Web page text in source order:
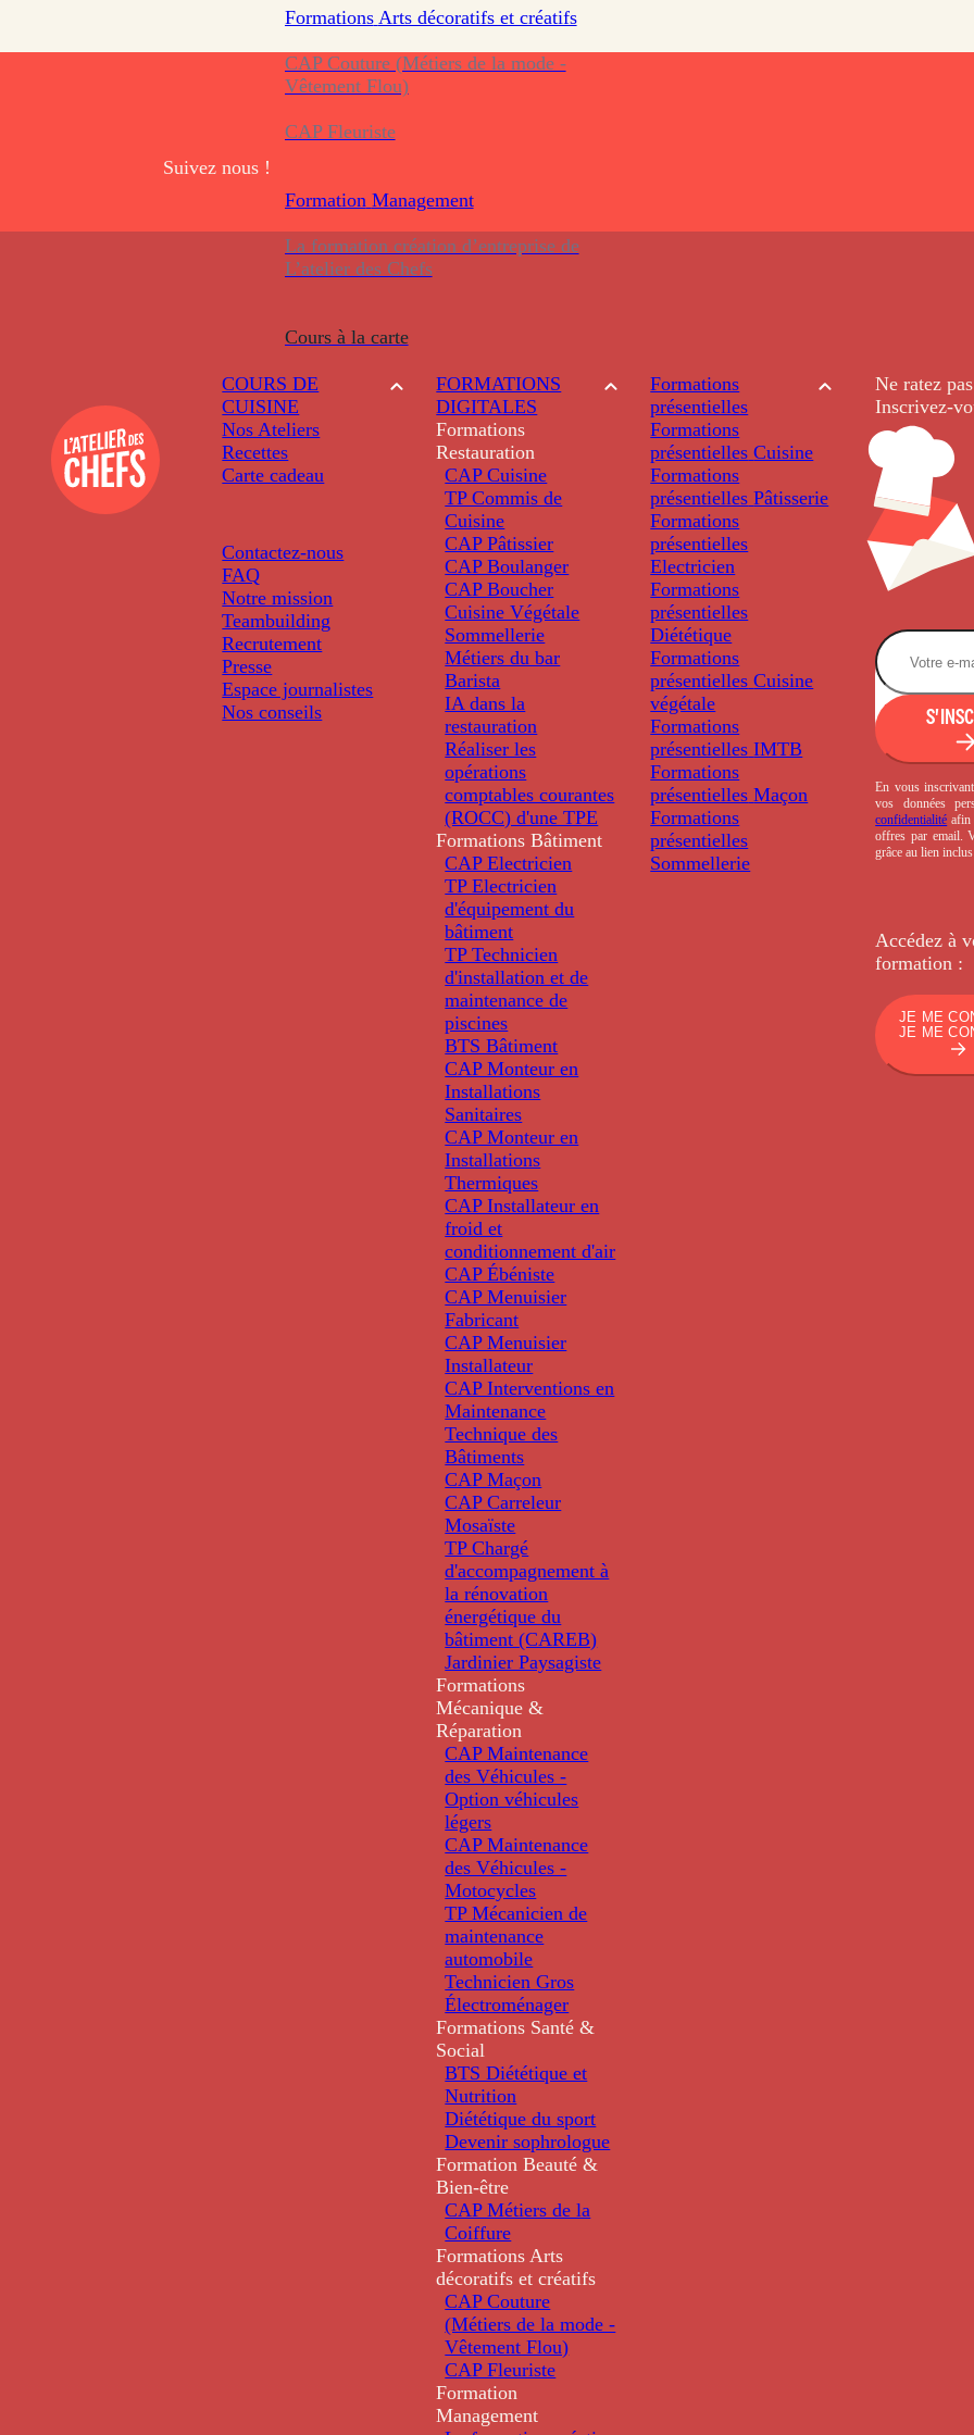
Formations Arts décoratifs et créatifs
CAP Couture (Métiers de la mode -
Vêtement Flou)
CAP Fleuriste
Formation Management
La formation création d’entreprise de
L’atelier des Chefs
Cours à la carte
Suivez nous !
COURS DE
CUISINE
Nos Ateliers
Recettes
Carte cadeau
Contactez-nous
FAQ
Notre mission
Teambuilding
Recrutement
Presse
Espace journalistes
Nos conseils
FORMATIONS
DIGITALES
Formations
Restauration
CAP Cuisine
TP Commis de
Cuisine
CAP Pâtissier
CAP Boulanger
CAP Boucher
Cuisine Végétale
Sommellerie
Métiers du bar
Barista
IA dans la
restauration
Réaliser les
opérations
comptables courantes
(ROCC) d'une TPE
Formations Bâtiment
CAP Electricien
TP Electricien
d'équipement du
bâtiment
TP Technicien
d'installation et de
maintenance de
piscines
BTS Bâtiment
CAP Monteur en
Installations
Sanitaires
CAP Monteur en
Installations
Thermiques
CAP Installateur en
froid et
conditionnement d'air
CAP Ébéniste
CAP Menuisier
Fabricant
CAP Menuisier
Installateur
CAP Interventions en
Maintenance
Technique des
Bâtiments
CAP Maçon
CAP Carreleur
Mosaïste
TP Chargé
d'accompagnement à
la rénovation
énergétique du
bâtiment (CAREB)
Jardinier Paysagiste
Formations
Mécanique &
Réparation
CAP Maintenance
des Véhicules -
Option véhicules
légers
CAP Maintenance
des Véhicules -
Motocycles
TP Mécanicien de
maintenance
automobile
Technicien Gros
Électroménager
Formations Santé &
Social
BTS Diététique et
Nutrition
Diététique du sport
Devenir sophrologue
Formation Beauté &
Bien-être
CAP Métiers de la
Coiffure
Formations Arts
décoratifs et créatifs
CAP Couture
(Métiers de la mode -
Vêtement Flou)
CAP Fleuriste
Formation
Management
Formations
présentielles
Formations
présentielles Cuisine
Formations
présentielles Pâtisserie
Formations
présentielles
Electricien
Formations
présentielles
Diététique
Formations
présentielles Cuisine
végétale
Formations
présentielles IMTB
Formations
présentielles Maçon
Formations
présentielles
Sommellerie
Ne ratez
Inscrivez-
En vous
vos données
confidentialité afin
offres par email.
grâce au lien
Accédez à
formation :
JE ME
JE ME